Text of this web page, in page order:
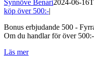
Synnöve Benari2024-06-
köp över 500:-|
Bonus erbjudande 500 -
Om du handlar för över
Läs mer